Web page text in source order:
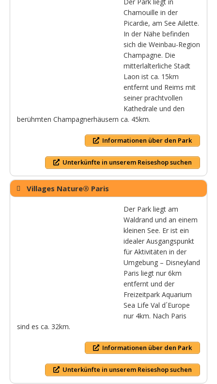
Chamouille in der
Picardie, am See Ailette.
In der Nähe befinden
sich die Weinbau-Region
Champagne. Die
mitterlalterliche Stadt
Laon ist ca. 15km
entfernt und Reims mit
seiner prachtvollen
Kathedrale und den
berühmten Champagnerhäusern ca. 45km.
Informationen über den Park
Unterkünfte in unserem Reiseshop suchen
Villages Nature® Paris
Der Park liegt am
Waldrand und an einem
kleinen See. Er ist ein
idealer Ausgangspunkt
für Aktivitäten in der
Umgebung – Disneyland
Paris liegt nur 6km
entfernt und der
Freizeitpark Aquarium
Sea Life Val d´Europe
nur 4km. Nach Paris
sind es ca. 32km.
Informationen über den Park
Unterkünfte in unserem Reiseshop suchen